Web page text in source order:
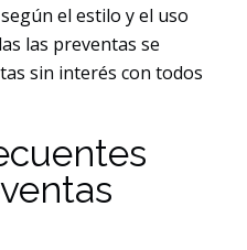
el estilo y el uso
las preventas se
sin interés con todos